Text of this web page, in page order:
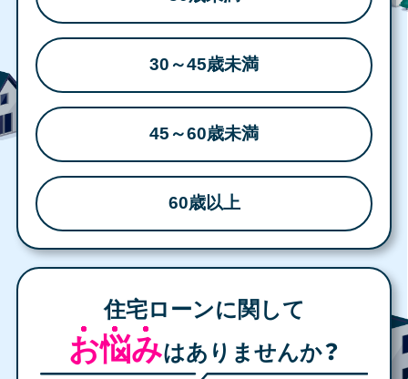
30～45歳未満
45～60歳未満
60歳以上
住宅ローンに関して
お悩みはありませんか？